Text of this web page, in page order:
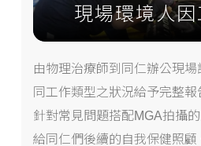
現場環境人
由物理治療師到同仁辦公現
同工作類型之狀況給予完整
針對常見問題搭配MGA拍攝
給同仁們後續的自我保健照顧